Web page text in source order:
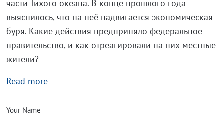
части Тихого океана. В конце прошлого года
выяснилось, что на неё надвигается экономическая
буря. Какие действия предприняло федеральное
правительство, и как отреагировали на них местные
жители?
Read more
Your Name